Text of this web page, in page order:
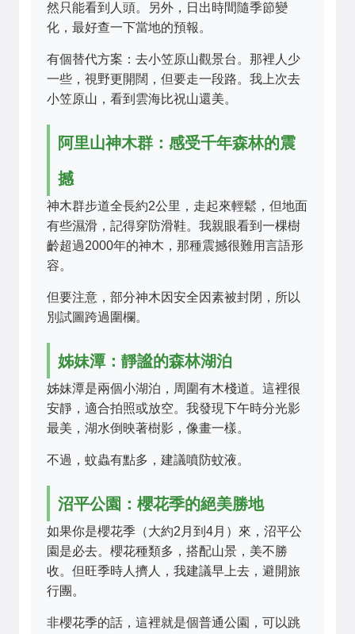
然只能看到人頭。另外，日出時間隨季節變
化，最好查一下當地的預報。
有個替代方案：去小笠原山觀景台。那裡人少
一些，視野更開闊，但要走一段路。我上次去
小笠原山，看到雲海比祝山還美。
阿里山神木群：感受千年森林的震
撼
神木群步道全長約2公里，走起來輕鬆，但地面
有些濕滑，記得穿防滑鞋。我親眼看到一棵樹
齡超過2000年的神木，那種震撼很難用言語形
容。
但要注意，部分神木因安全因素被封閉，所以
別試圖跨過圍欄。
姊妹潭：靜謐的森林湖泊
姊妹潭是兩個小湖泊，周圍有木棧道。這裡很
安靜，適合拍照或放空。我發現下午時分光影
最美，湖水倒映著樹影，像畫一樣。
不過，蚊蟲有點多，建議噴防蚊液。
沼平公園：櫻花季的絕美勝地
如果你是櫻花季（大約2月到4月）來，沼平公
園是必去。櫻花種類多，搭配山景，美不勝
收。但旺季時人擠人，我建議早上去，避開旅
行團。
非櫻花季的話，這裡就是個普通公園，可以跳